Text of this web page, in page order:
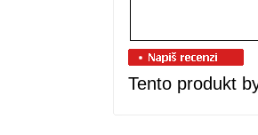
Tento produkt